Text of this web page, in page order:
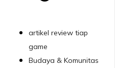
artikel review tiap
game
Budaya & Komunitas